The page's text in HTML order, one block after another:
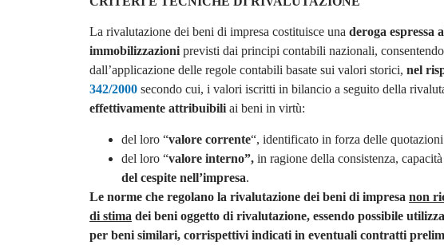
La rivalutazione dei beni di impresa costituisce una deroga
immobilizzazioni previsti dai principi contabili nazionali, consentendo
dall’applicazione delle regole contabili basate sui valori storici, nel
342/2000 secondo cui, i valori iscritti in bilancio a seguito della
effettivamente attribuibili ai beni in virtù:
del loro “valore corrente“, identificato in forza delle
del loro “valore interno”, in ragione della consistenza,
del cespite nell’impresa.
Le norme che regolano la rivalutazione dei beni di impresa non
di stima dei beni oggetto di rivalutazione, essendo possibile
per beni similari, corrispettivi indicati in eventuali contratti